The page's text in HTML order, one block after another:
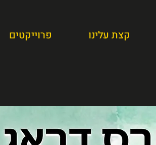
קצת עלינו פרוייקטים